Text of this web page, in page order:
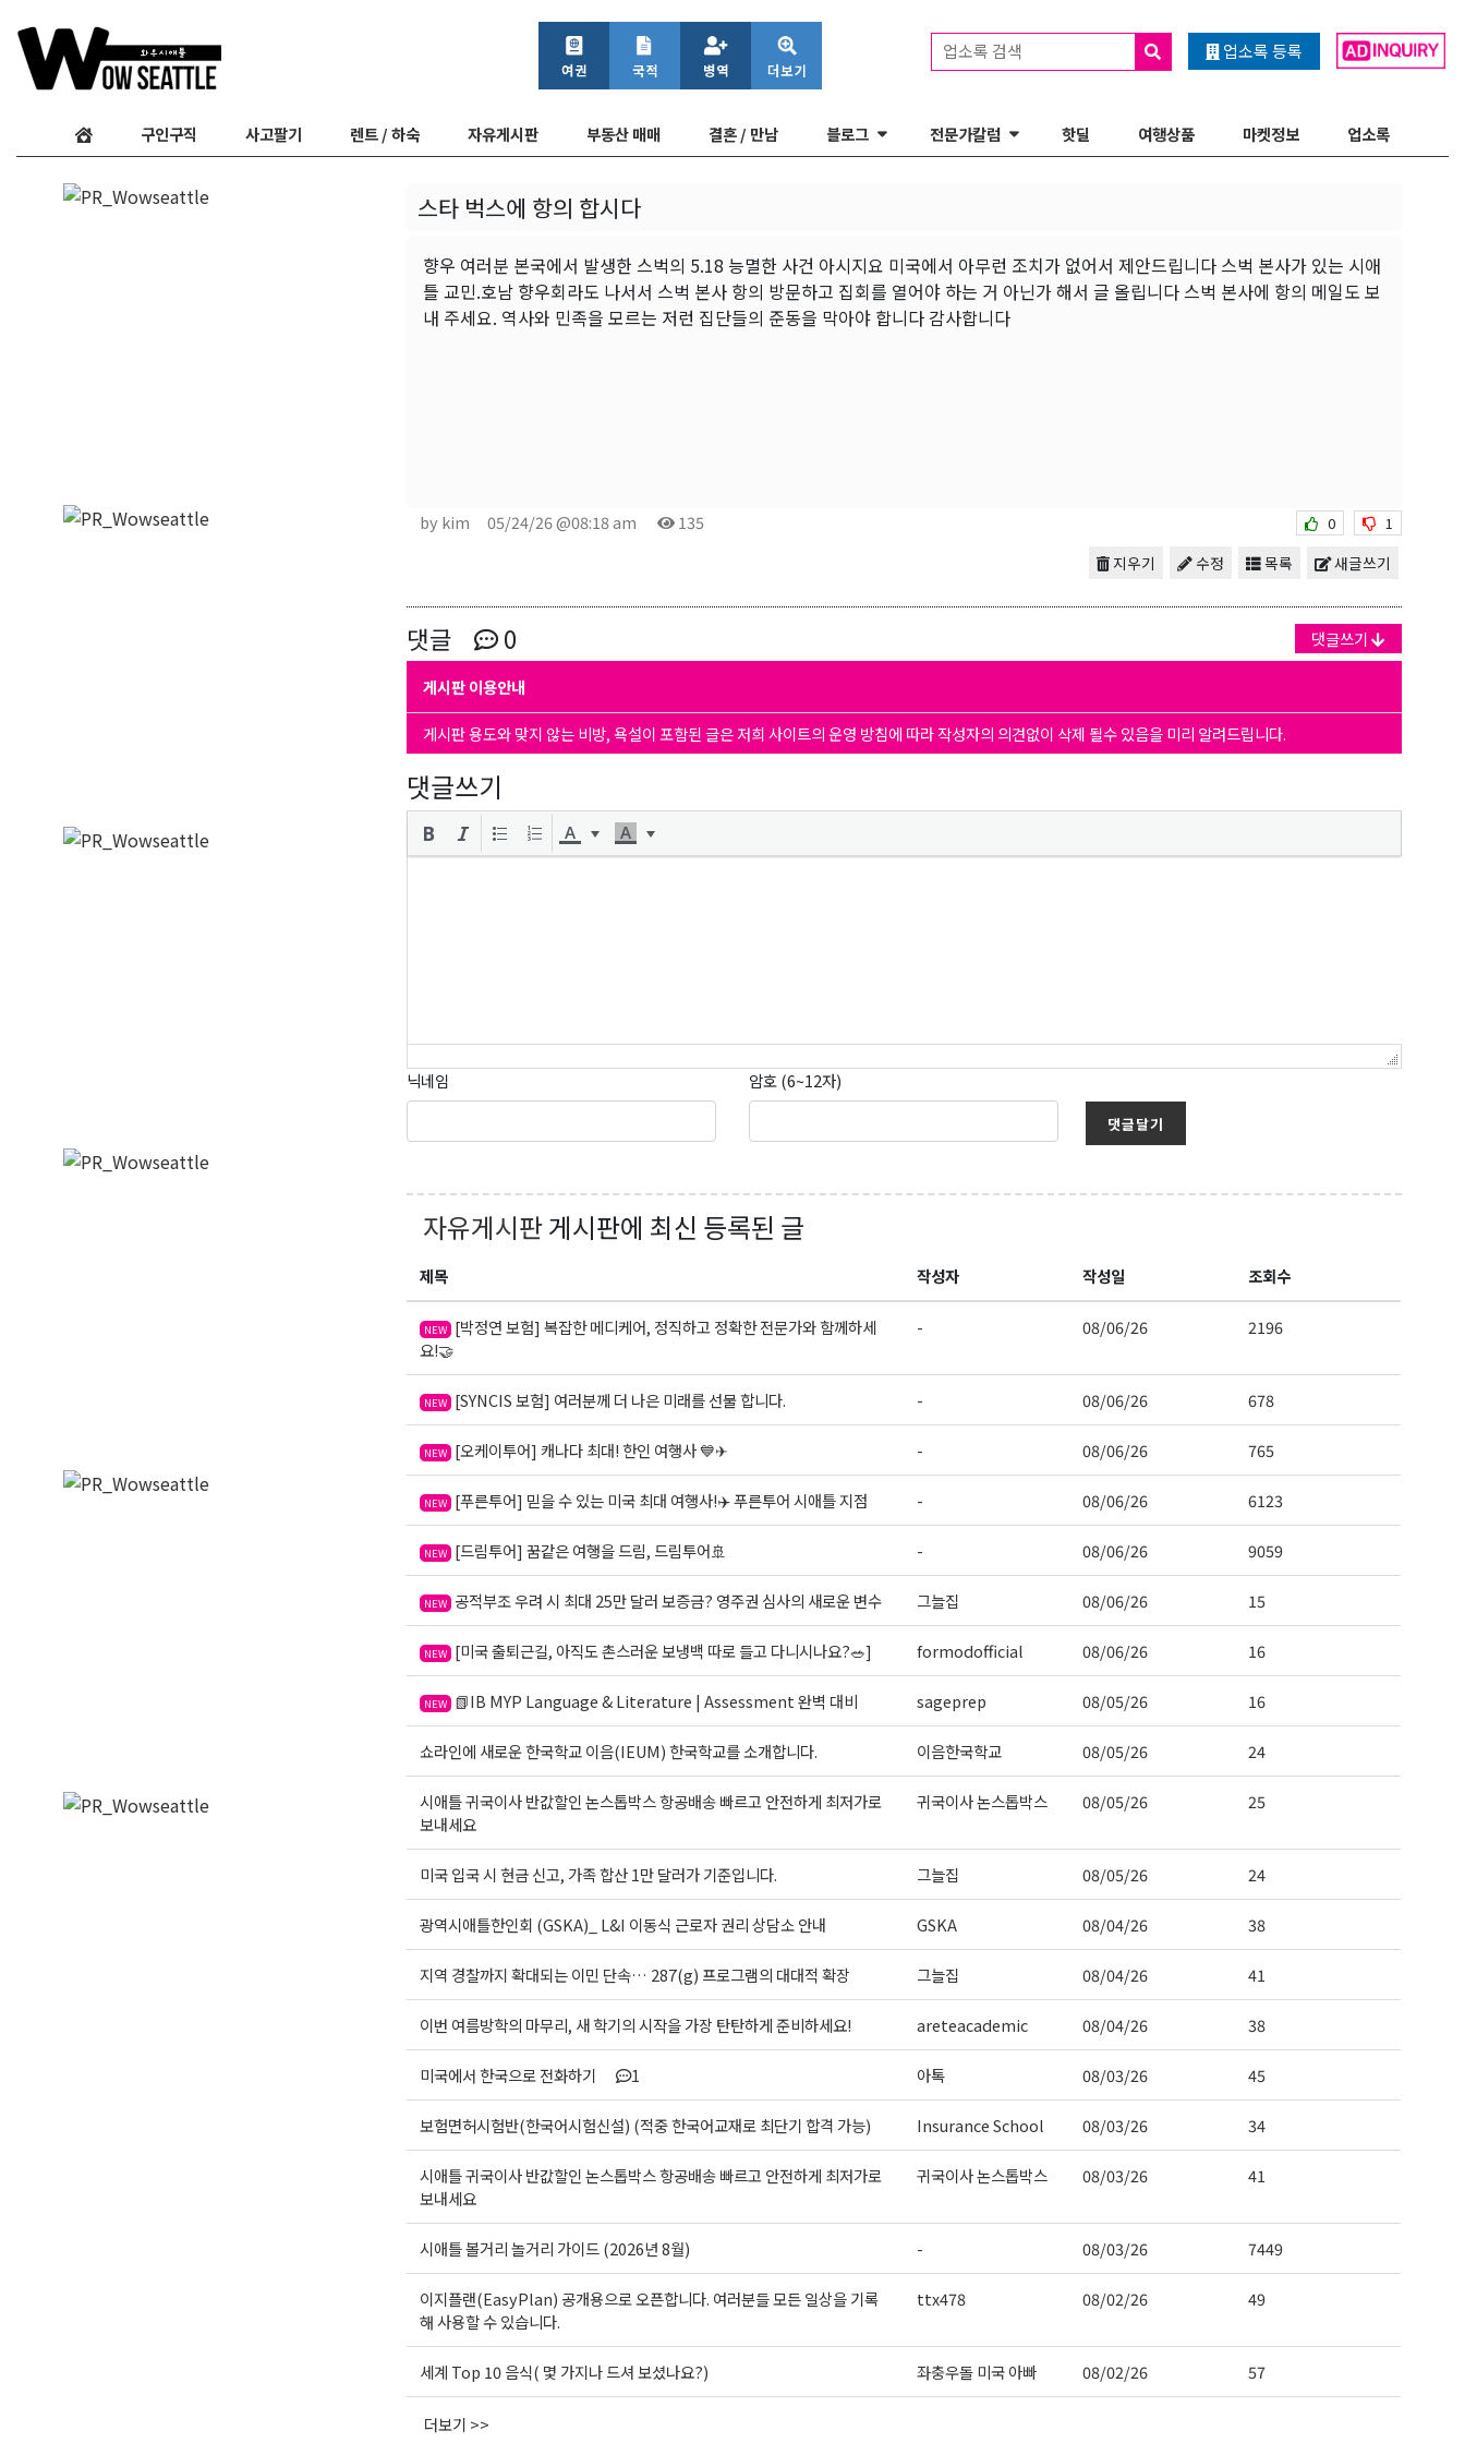
업소록 등록
업소록 검색
구인구직 사고팔기 렌트 / 하숙 자유게시판 부동산 매매 결혼 / 만남 블로그 전문가칼럼 핫딜 여행상품 마켓정보 업소록
스타 벅스에 항의 합시다
향우 여러분 본국에서 발생한 스벅의 5.18 능멸한 사건 아시지요 미국에서 아무런 조치가 없어서 제안드립니다 스벅 본사가 있는 시애
틀 교민.호남 향우회라도 나서서 스벅 본사 항의 방문하고 집회를 열어야 하는 거 아닌가 해서 글 올립니다 스벅 본사에 항의 메일도 보
내 주세요. 역사와 민족을 모르는 저런 집단들의 준동을 막아야 합니다 감사합니다
by kim 05/24/26 @08:18 am 135 0 1
새글쓰기
목록
수정
지우기
댓글 0 댓글쓰기
게시판 이용안내
게시판 용도와 맞지 않는 비방, 욕설이 포함된 글은 저희 사이트의 운영 방침에 따라 작성자의 의견없이 삭제 될수 있음을 미리 알려드립니다.
댓글쓰기
닉네임 암호 (6~12자)
댓글달기
자유게시판게시판에 최신 등록된 글
제목 작성자 작성일 조회수
NEW [박정연 보험] 복잡한 메디케어, 정직하고 정확한 전문가와 함께하세
요!🤝
- 08/06/26 2196
NEW [SYNCIS 보험] 여러분께 더 나은 미래를 선물 합니다. - 08/06/26 678
NEW [오케이투어] 캐나다 최대! 한인 여행사 💙✈ - 08/06/26 765
NEW [푸른투어] 믿을 수 있는 미국 최대 여행사!✈️ 푸른투어 시애틀 지점 - 08/06/26 6123
NEW [드림투어] 꿈같은 여행을 드림, 드림투어🚢 - 08/06/26 9059
NEW 공적부조 우려 시 최대 25만 달러 보증금? 영주권 심사의 새로운 변수 그늘집 08/06/26 15
NEW [미국 출퇴근길, 아직도 촌스러운 보냉백 따로 들고 다니시나요?🥗] formodofficial 08/06/26 16
NEW 📗IB MYP Language & Literature | Assessment 완벽 대비 sageprep 08/05/26 16
쇼라인에 새로운 한국학교 이음(IEUM) 한국학교를 소개합니다. 이음한국학교 08/05/26 24
시애틀 귀국이사 반값할인 논스톱박스 항공배송 빠르고 안전하게 최저가로
보내세요
귀국이사 논스톱박스 08/05/26 25
미국 입국 시 현금 신고, 가족 합산 1만 달러가 기준입니다. 그늘집 08/05/26 24
광역시애틀한인회 (GSKA)_ L&I 이동식 근로자 권리 상담소 안내 GSKA 08/04/26 38
지역 경찰까지 확대되는 이민 단속… 287(g) 프로그램의 대대적 확장 그늘집 08/04/26 41
이번 여름방학의 마무리, 새 학기의 시작을 가장 탄탄하게 준비하세요! areteacademic 08/04/26 38
미국에서 한국으로 전화하기 1 아톡 08/03/26 45
보험면허시험반(한국어시험신설) (적중 한국어교재로 최단기 합격 가능) Insurance School 08/03/26 34
시애틀 귀국이사 반값할인 논스톱박스 항공배송 빠르고 안전하게 최저가로
보내세요
귀국이사 논스톱박스 08/03/26 41
시애틀 볼거리 놀거리 가이드 (2026년 8월) - 08/03/26 7449
이지플랜(EasyPlan) 공개용으로 오픈합니다. 여러분들 모든 일상을 기록
해 사용할 수 있습니다.
ttx478 08/02/26 49
세계 Top 10 음식( 몇 가지나 드셔 보셨나요?) 좌충우돌 미국 아빠 08/02/26 57
더보기 >>